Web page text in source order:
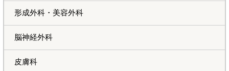
形成外科・美容外科
脳神経外科
皮膚科